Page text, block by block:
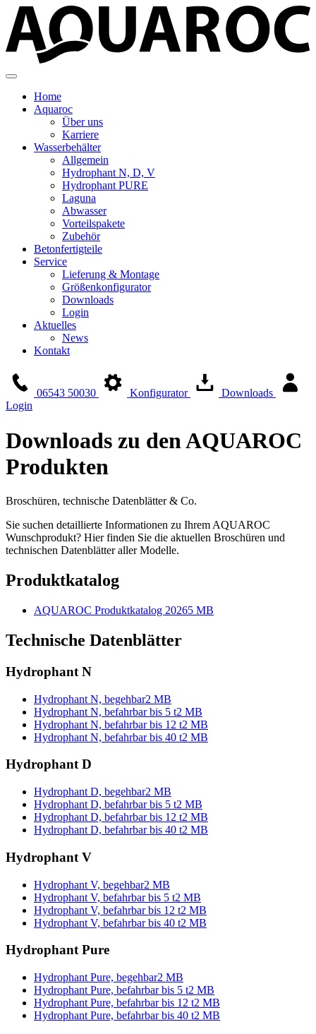
Home
Aquaroc
Über uns
Karriere
Wasserbehälter
Allgemein
Hydrophant N, D, V
Hydrophant PURE
Laguna
Abwasser
Vorteilspakete
Zubehör
Betonfertigteile
Service
Lieferung & Montage
Größenkonfigurator
Downloads
Login
Aktuelles
News
Kontakt
06543 50030 Konfigurator
Downloads
Login
Downloads zu den AQUAROC
Produkten
Broschüren, technische Datenblätter & Co.
Sie suchen detaillierte Informationen zu Ihrem AQUAROC
Wunschprodukt? Hier finden Sie die aktuellen Broschüren und
technischen Datenblätter aller Modelle.
Produktkatalog
AQUAROC Produktkatalog 20265 MB
Technische Datenblätter
Hydrophant N
Hydrophant N, begehbar2 MB
Hydrophant N, befahrbar bis 5 t2 MB
Hydrophant N, befahrbar bis 12 t2 MB
Hydrophant N, befahrbar bis 40 t2 MB
Hydrophant D
Hydrophant D, begehbar2 MB
Hydrophant D, befahrbar bis 5 t2 MB
Hydrophant D, befahrbar bis 12 t2 MB
Hydrophant D, befahrbar bis 40 t2 MB
Hydrophant V
Hydrophant V, begehbar2 MB
Hydrophant V, befahrbar bis 5 t2 MB
Hydrophant V, befahrbar bis 12 t2 MB
Hydrophant V, befahrbar bis 40 t2 MB
Hydrophant Pure
Hydrophant Pure, begehbar2 MB
Hydrophant Pure, befahrbar bis 5 t2 MB
Hydrophant Pure, befahrbar bis 12 t2 MB
Hydrophant Pure, befahrbar bis 40 t2 MB